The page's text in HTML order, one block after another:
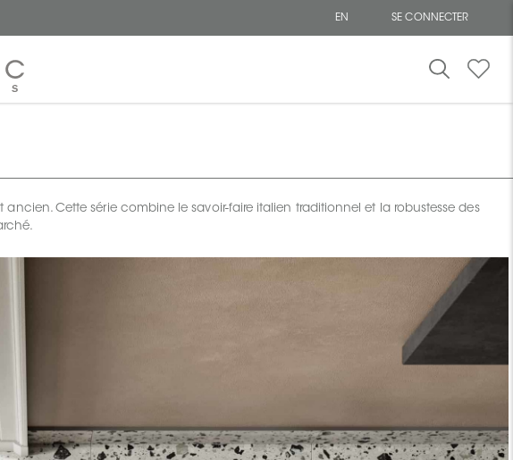
EN SE CONNECTER
ancien. Cette série combine le savoir-faire italien traditionnel et la robustesse des